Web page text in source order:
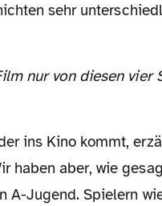
sehr
ins Kino kommt,
haben aber, wie
A-Jugend. Spielern